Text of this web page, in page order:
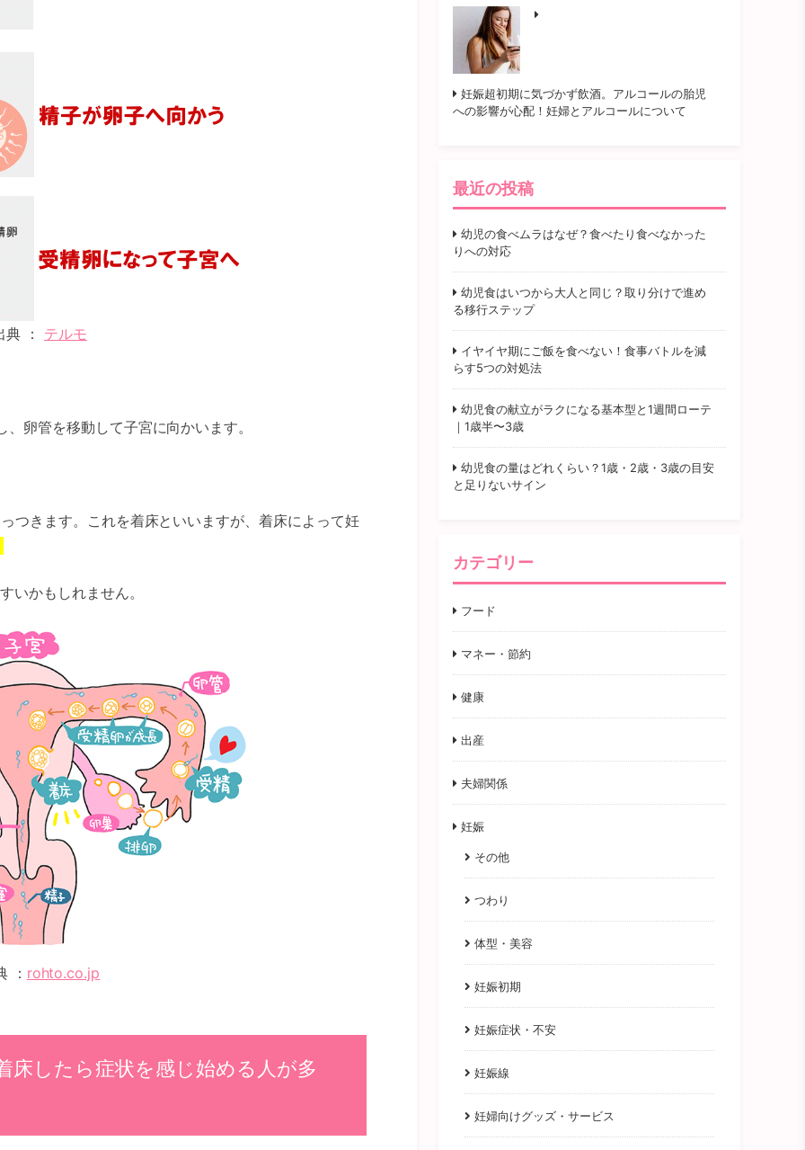
典 ： テルモ
卵管を移動して子宮に向かいます。
つきます。これを着床といいますが、着床によって妊
いかもしれません。
： rohto.co.jp
床したら症状を感じ始める人が多
妊娠超初期に気づかず飲酒。アルコールの胎児
への影響が心配！妊婦とアルコールについて
最近の投稿
幼児の食べムラはなぜ？食べたり食べなかった
りへの対応
幼児食はいつから大人と同じ？取り分けで進め
る移行ステップ
イヤイヤ期にご飯を食べない！食事バトルを減
らす5つの対処法
幼児食の献立がラクになる基本型と1週間ローテ
｜1歳半〜3歳
幼児食の量はどれくらい？1歳・2歳・3歳の目安
と足りないサイン
カテゴリー
フード
マネー・節約
健康
出産
夫婦関係
妊娠
その他
つわり
体型・美容
妊娠初期
妊娠症状・不安
妊娠線
妊婦向けグッズ・サービス